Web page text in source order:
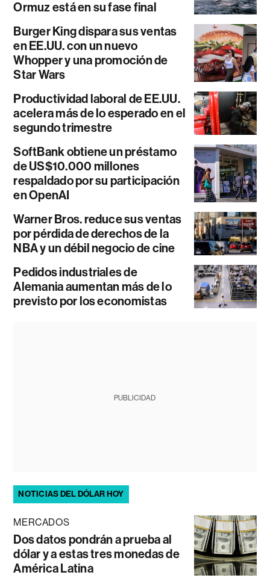
Ormuz está en su fase final
Burger King dispara sus ventas
en EE.UU. con un nuevo
Whopper y una promoción de
Star Wars
Productividad laboral de EE.UU.
acelera más de lo esperado en el
segundo trimestre
SoftBank obtiene un préstamo
de US$10.000 millones
respaldado por su participación
en OpenAI
Warner Bros. reduce sus ventas
por pérdida de derechos de la
NBA y un débil negocio de cine
Pedidos industriales de
Alemania aumentan más de lo
previsto por los economistas
PUBLICIDAD
NOTICIAS DEL DÓLAR HOY
MERCADOS
Dos datos pondrán a prueba al
dólar y a estas tres monedas de
América Latina